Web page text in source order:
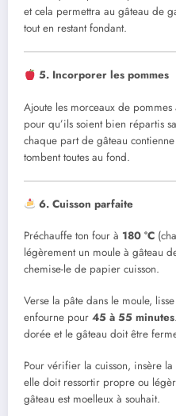
et cela permettra au gâteau de
tout en restant fondant.
5. Incorporer les pommes
Ajoute les morceaux de
pour qu’ils soient bien répartis
chaque part de gâteau
tombent toutes au fond.
6. Cuisson parfaite
Préchauffe ton four à 180 °C
légèrement un moule à gâteau
chemise-le de papier cuisson.
Verse la pâte dans le moule,
enfourne pour 45 à 55 minutes
dorée et le gâteau doit être
Pour vérifier la cuisson, insère
elle doit ressortir propre ou
gâteau est moelleux à souhait.